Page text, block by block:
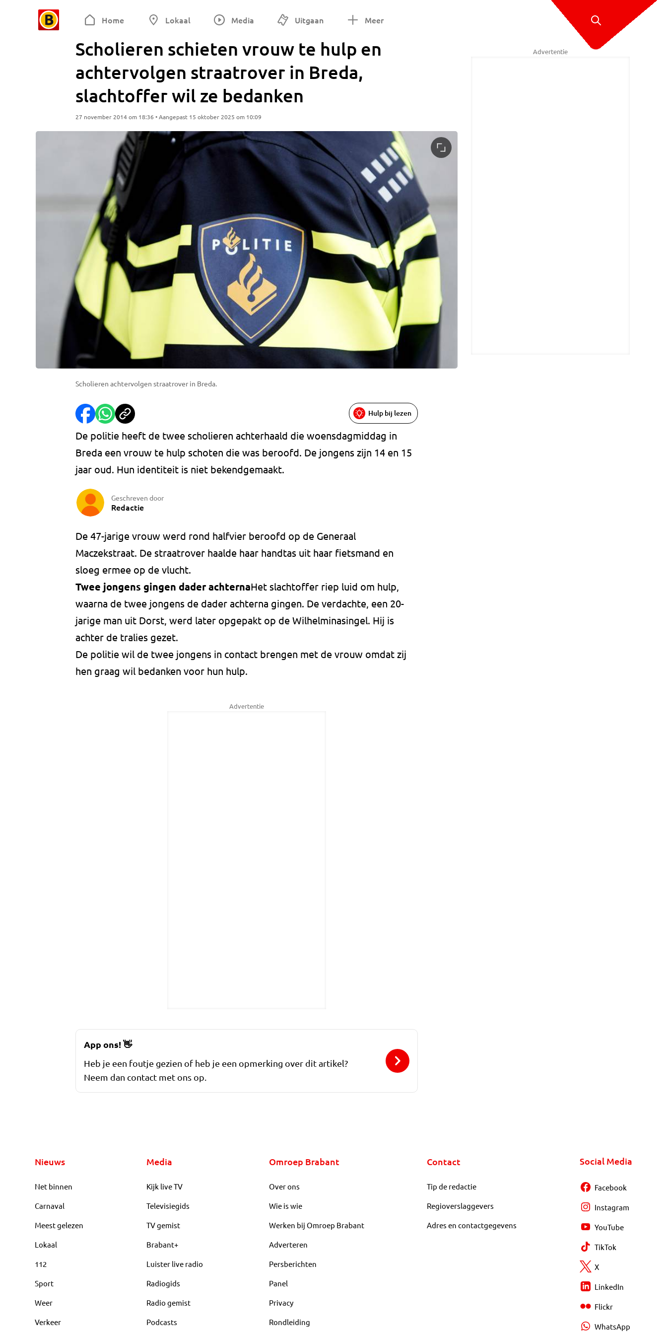
Home Lokaal Media Uitgaan Meer
Scholieren schieten vrouw te hulp en
achtervolgen straatrover in Breda,
slachtoffer wil ze bedanken
27 november 2014 om 18:36 • Aangepast 15 oktober 2025 om 10:09
Scholieren achtervolgen straatrover in Breda.
Hulp bij lezen
De politie heeft de twee scholieren achterhaald die woensdagmiddag in
Breda een vrouw te hulp schoten die was beroofd. De jongens zijn 14 en 15
jaar oud. Hun identiteit is niet bekendgemaakt.
Geschreven door
Redactie
De 47-jarige vrouw werd rond halfvier beroofd op de Generaal
Maczekstraat. De straatrover haalde haar handtas uit haar fietsmand en
sloeg ermee op de vlucht.
Twee jongens gingen dader achternaHet slachtoffer riep luid om hulp,
waarna de twee jongens de dader achterna gingen. De verdachte, een 20-
jarige man uit Dorst, werd later opgepakt op de Wilhelminasingel. Hij is
achter de tralies gezet.
De politie wil de twee jongens in contact brengen met de vrouw omdat zij
hen graag wil bedanken voor hun hulp.
Advertentie
Advertentie
App ons!👋
Heb je een foutje gezien of heb je een opmerking over dit artikel?
Neem dan contact met ons op.
Nieuws
Net binnen
Carnaval
Meest gelezen
Lokaal
112
Sport
Weer
Verkeer
Media
Kijk live TV
Televisiegids
TV gemist
Brabant+
Luister live radio
Radiogids
Radio gemist
Podcasts
Omroep Brabant
Over ons
Wie is wie
Werken bij Omroep Brabant
Adverteren
Persberichten
Panel
Privacy
Rondleiding
Contact
Tip de redactie
Regioverslaggevers
Adres en contactgegevens
Social Media
Facebook
Instagram
YouTube
TikTok
X
LinkedIn
Flickr
WhatsApp